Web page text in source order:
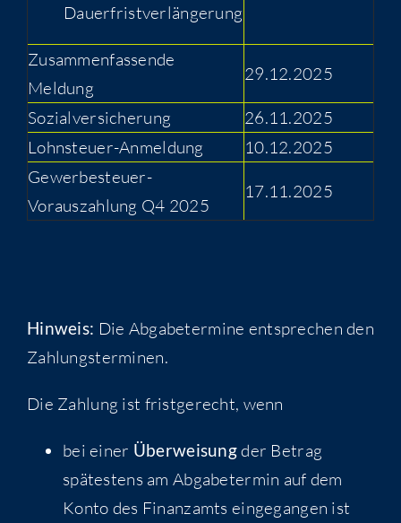
Dauerfristverlängerung
Zusammenfassende
Meldung
29.12.2025
Sozialversicherung
26.11.2025
Lohnsteuer-Anmeldung
10.12.2025
Gewerbesteuer-
Vorauszahlung Q4 2025
17.11.2025
Hinweis: Die Abgabetermine entsprechen den
Zahlungsterminen.
Die Zahlung ist fristgerecht, wenn
bei einer Überweisungder Betrag
spätestens am Abgabetermin auf dem
Konto des Finanzamts eingegangen ist